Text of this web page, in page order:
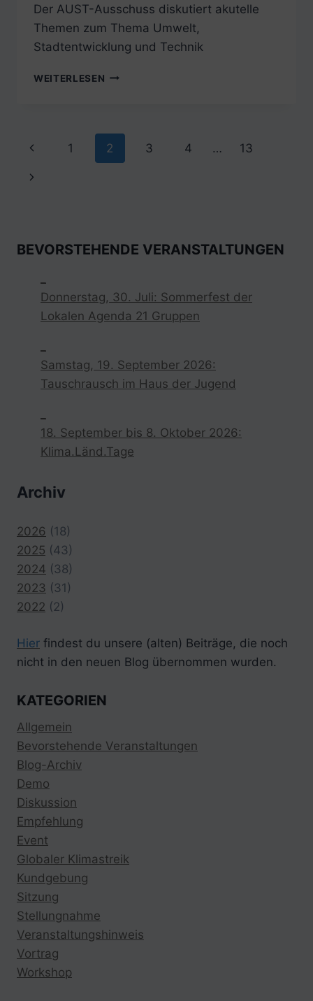
Der AUST-Ausschuss diskutiert akutelle
Themen zum Thema Umwelt,
Stadtentwicklung und Technik
WEITERLESEN MITTWOCH,
SITZUNG
DES
AUSSCHUSSES
Seitennavigation
Vorherige
Seite
1 2 3 4 … 13
Nächste
BEVORSTEHENDE VERANSTALTUNGEN
Donnerstag, 30. Juli: Sommerfest der
Lokalen Agenda 21 Gruppen
Samstag, 19. September 2026:
Tauschrausch im Haus der Jugend
18. September bis 8. Oktober 2026:
Klima.Länd.Tage
Archiv
2026 (18)
2025 (43)
2024 (38)
2023 (31)
2022 (2)
Hier findest du unsere (alten) Beiträge, die noch
nicht in den neuen Blog übernommen wurden.
KATEGORIEN
Allgemein
Bevorstehende Veranstaltungen
Blog-Archiv
Demo
Diskussion
Empfehlung
Event
Globaler Klimastreik
Kundgebung
Sitzung
Stellungnahme
Veranstaltungshinweis
Vortrag
Workshop